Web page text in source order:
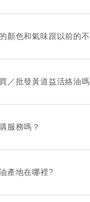
情請向當地各大藥房
顏色和氣味跟以前的
。
／批發黃道益活絡油嗎
190 – 192 號富安
服務嗎？
產地在哪裡?